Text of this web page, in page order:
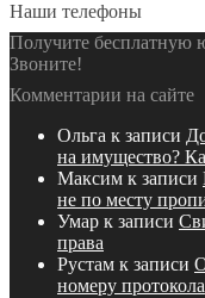
Наши телефоны
Получите бесплатную
Звоните!
Комментарии на сайте
Ольга к записи
на имущество?
Максим к записи
не по месту
Умар к записи
права
Рустам к записи
номеру протокола